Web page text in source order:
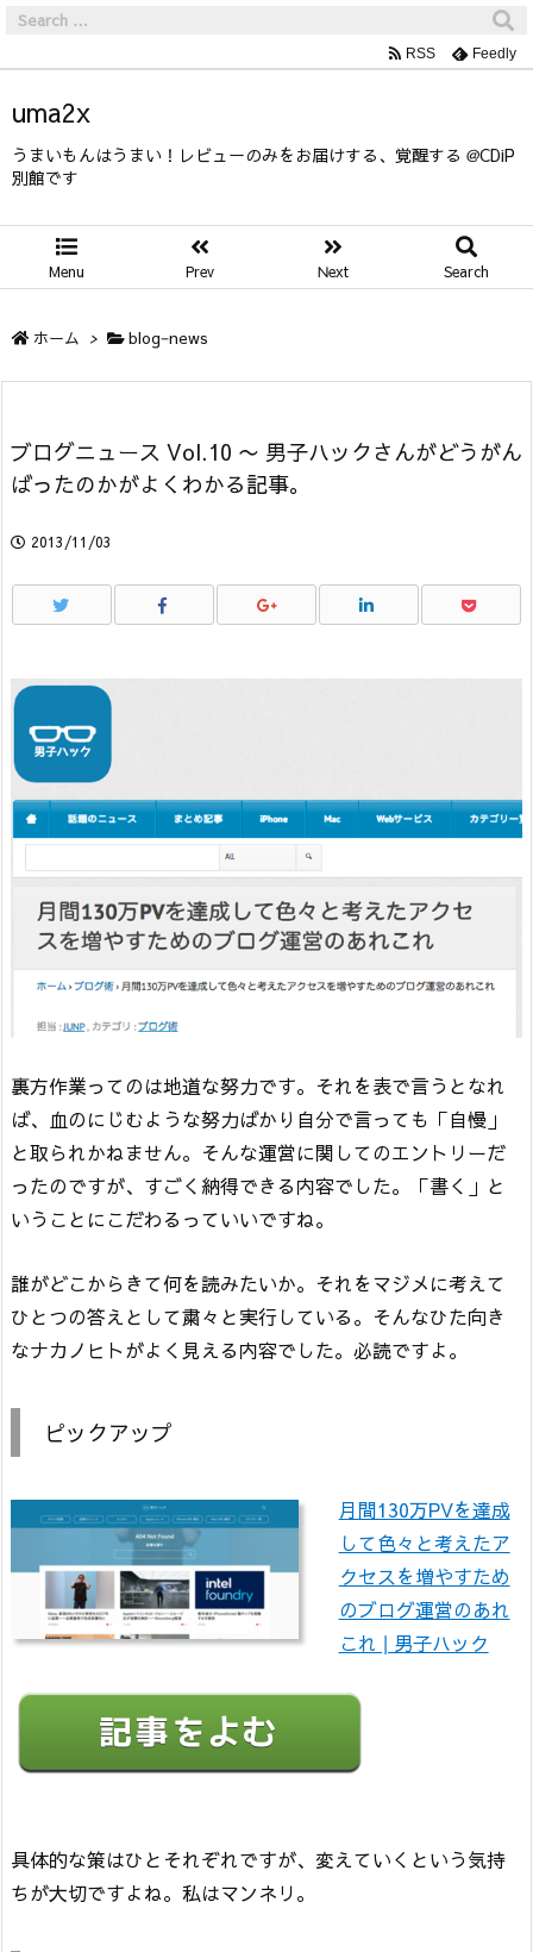
uma2x
うまいもんはうまい！レビューのみをお届けする、覚醒する @CDiP
別館です
Menu Prev Next Search
RSS Feedly
ホーム > blog−news
ブログニュース Vol.10 〜 男子ハックさんがどうがん
ばったのかがよくわかる記事。
2013/11/03
裏方作業ってのは地道な努力です。それを表で言うとなれ
ば、血のにじむような努力ばかり自分で言っても「自慢」
と取られかねません。そんな運営に関してのエントリーだ
ったのですが、すごく納得できる内容でした。「書く」と
いうことにこだわるっていいですね。
誰がどこからきて何を読みたいか。それをマジメに考えて
ひとつの答えとして粛々と実行している。そんなひた向き
なナカノヒトがよく見える内容でした。必読ですよ。
ピックアップ
月間130万PVを達成
して色々と考えたア
クセスを増やすため
のブログ運営のあれ
これ | 男子ハック
具体的な策はひとそれぞれですが、変えていくという気持
ちが大切ですよね。私はマンネリ。